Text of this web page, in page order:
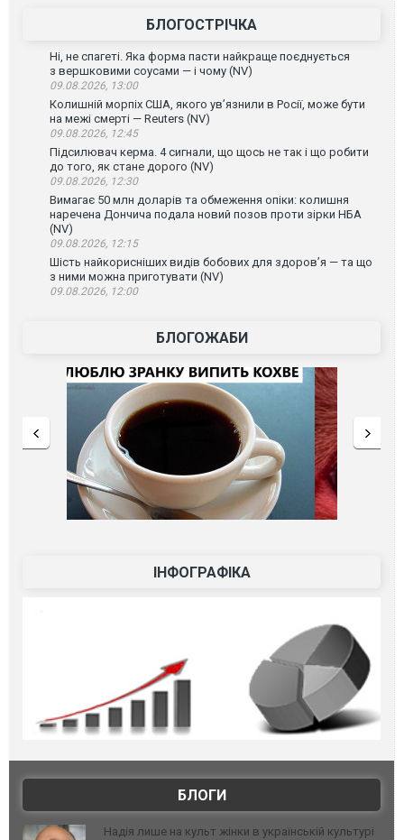
БЛОГОСТРІЧКА
Ні, не спагеті. Яка форма пасти найкраще поєднується
з вершковими соусами — і чому (NV)
09.08.2026, 13:00
Колишній морпіх США, якого ув’язнили в Росії, може бути
на межі смерті — Reuters (NV)
09.08.2026, 12:45
Підсилювач керма. 4 сигнали, що щось не так і що робити
до того, як стане дорого (NV)
09.08.2026, 12:30
Вимагає 50 млн доларів та обмеження опіки: колишня
наречена Дончича подала новий позов проти зірки НБА
(NV)
09.08.2026, 12:15
Шість найкорисніших видів бобових для здоров’я — та що
з ними можна приготувати (NV)
09.08.2026, 12:00
БЛОГОЖАБИ
ІНФОГРАФІКА
БЛОГИ
Надія лише на культ жінки в українській культурі